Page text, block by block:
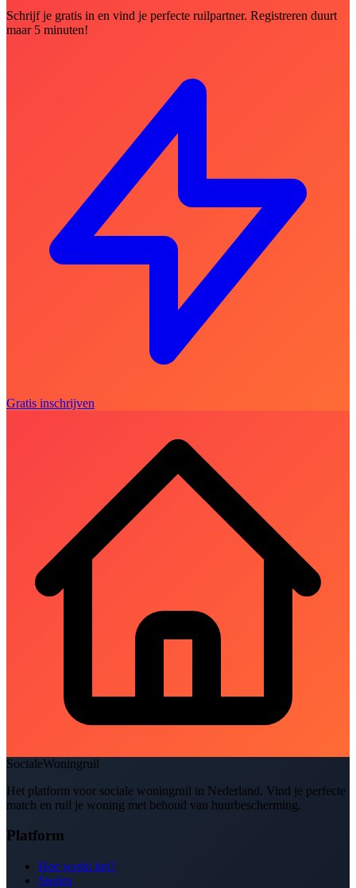
Schrijf je gratis in en vind je perfecte ruilpartner. Registreren duurt
maar 5 minuten!
Gratis inschrijven
SocialeWoningruil
Het platform voor sociale woningruil in Nederland. Vind je perfecte
match en ruil je woning met behoud van huurbescherming.
Platform
Hoe werkt het?
Steden